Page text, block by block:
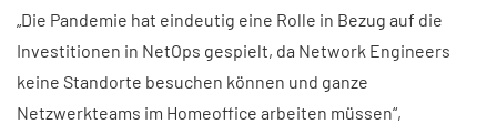
„Die Pandemie hat eindeutig eine Rolle in Bezug auf die
Investitionen in NetOps gespielt, da Network Engineers
keine Standorte besuchen können und ganze
Netzwerkteams im Homeoffice arbeiten müssen“,